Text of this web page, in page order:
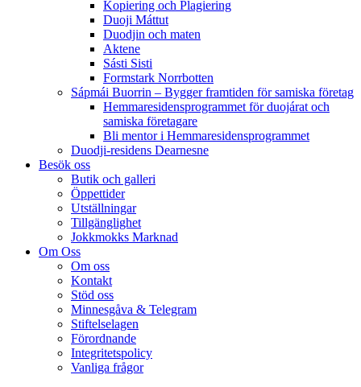
Kopiering och Plagiering
Duoji Máttut
Duodjin och maten
Aktene
Sásti Sisti
Formstark Norrbotten
Sápmái Buorrin – Bygger framtiden för samiska företag
Hemmaresidensprogrammet för duojárat och
samiska företagare​
Bli mentor i Hemmaresidensprogrammet
Duodji-residens Dearnesne
Besök oss
Butik och galleri
Öppettider
Utställningar
Tillgänglighet
Jokkmokks Marknad
Om Oss
Om oss
Kontakt
Stöd oss
Minnesgåva & Telegram
Stiftelselagen
Förordnande
Integritetspolicy
Vanliga frågor